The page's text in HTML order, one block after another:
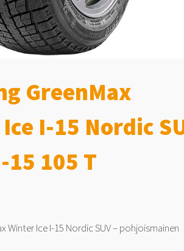
GreenMax
I-15 Nordic
105 T
Winter Ice I-15 Nordic SUV – pohjoismainen